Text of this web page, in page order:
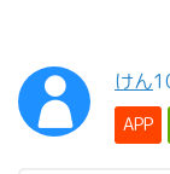
けん
APP